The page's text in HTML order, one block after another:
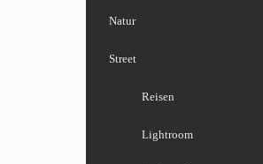
Natur
Street
Reisen
Lightroom